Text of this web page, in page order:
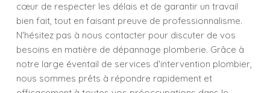
cœur de respecter les délais et de garantir un travail
bien fait, tout en faisant preuve de professionnalisme.
N'hésitez pas à nous contacter pour discuter de vos
besoins en matière de dépannage plomberie. Grâce à
notre large éventail de services d'intervention plombier,
nous sommes prêts à répondre rapidement et